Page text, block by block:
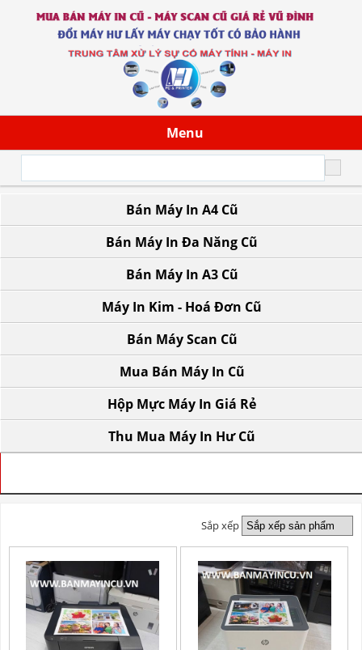
Menu
43/13 Đoàn Giỏi, P. Tân Sơn Nhì, TP.HCM
Bán Máy In A4 Cũ
Bán Máy In Đa Năng Cũ
Bán Máy In A3 Cũ
Máy In Kim - Hoá Đơn Cũ
Bán Máy Scan Cũ
Mua Bán Máy In Cũ
Hộp Mực Máy In Giá Rẻ
Thu Mua Máy In Hư Cũ
Sắp xếp